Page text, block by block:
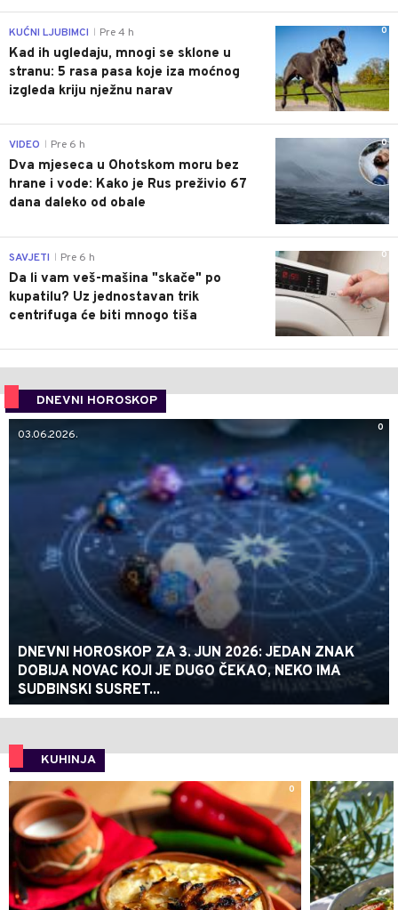
0
KUĆNI LJUBIMCI Pre 4 h
Kad ih ugledaju, mnogi se sklone u
stranu: 5 rasa pasa koje iza moćnog
izgleda kriju nježnu narav
0
VIDEO Pre 6 h
Dva mjeseca u Ohotskom moru bez
hrane i vode: Kako je Rus preživio 67
dana daleko od obale
0
SAVJETI Pre 6 h
Da li vam veš-mašina "skače" po
kupatilu? Uz jednostavan trik
centrifuga će biti mnogo tiša
DNEVNI HOROSKOP
0
03.06.2026.
DNEVNI HOROSKOP ZA 3. JUN 2026: JEDAN ZNAK
DOBIJA NOVAC KOJI JE DUGO ČEKAO, NEKO IMA
SUDBINSKI SUSRET...
KUHINJA
0